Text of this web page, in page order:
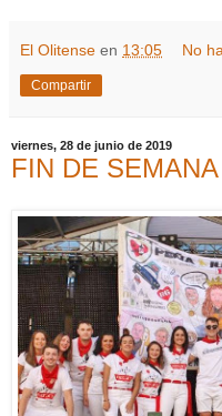
El Olitense en 13:05 No
Compartir
viernes, 28 de junio de 2019
FIN DE